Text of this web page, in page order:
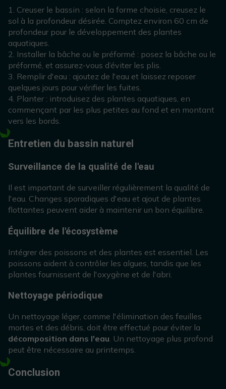
1. Creuser le bassin : selon la forme choisie, creusez le
sol à la profondeur désirée. Comptez environ 60 cm de
profondeur pour le développement des plantes
aquatiques.
2. Installer la bâche ou le préformé : posez la bâche ou le
préformé, et assurez-vous d’éviter les plis.
3. Remplir d'eau : ajoutez de l'eau et laissez reposer
quelques jours pour vérifier les fuites.
4. Planter : introduisez des plantes aquatiques, en
commençant par les plus petites au fond et en montant
vers les bords.
Entretien du bassin naturel
Surveillance de la qualité de l'eau
Il est important de surveiller régulièrement la qualité de
l'eau. Changes sporadiques d'eau et ajout de plantes
flottantes peuvent aider à maintenir un bon équilibre.
Équilibre de l'écosystème
Intégrer des poissons et des plantes est essentiel. Les
poissons aident à contrôler les algues, tandis que les
plantes fournissent de l'oxygène et de l'abri.
Nettoyage périodique
Un nettoyage léger, comme l'élimination des feuilles
mortes et des débris, doit être effectué pour éviter la
décomposition dans l'eau. Un nettoyage plus profond
peut être nécessaire au printemps.
Conclusion